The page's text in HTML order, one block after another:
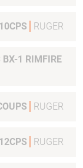
RUGER
RUGER
12CPS RUGER